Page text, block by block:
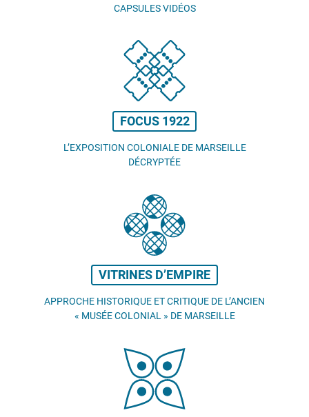
CAPSULES VIDÉOS
FOCUS 1922
L’EXPOSITION COLONIALE DE MARSEILLE
DÉCRYPTÉE
VITRINES D’EMPIRE
APPROCHE HISTORIQUE ET CRITIQUE DE L’ANCIEN
« MUSÉE COLONIAL » DE MARSEILLE